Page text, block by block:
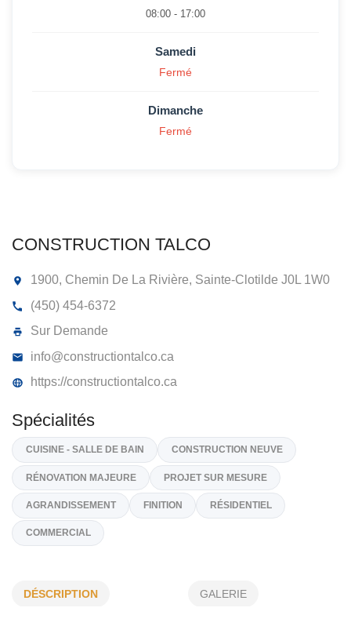
CONSTRUCTION TALCO
(450) 454-6372
Sur Demande
info@constructiontalco.ca
https://constructiontalco.ca
CUISINE - SALLE DE BAIN
DÉSCRIPTION GALERIE
08:00 - 17:00
Samedi
Fermé
Dimanche
Fermé